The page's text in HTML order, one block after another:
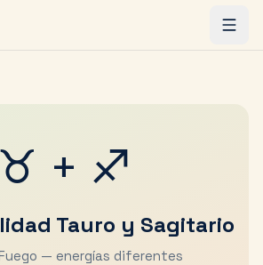
♉ + ♐
Tauro y Sagitario
— energías diferentes